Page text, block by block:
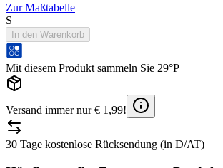
Zur Maßtabelle
S
In den Warenkorb
Mit diesem Produkt sammeln Sie 29°P
Versand immer nur € 1,99!
30 Tage kostenlose Rücksendung (in D/AT)